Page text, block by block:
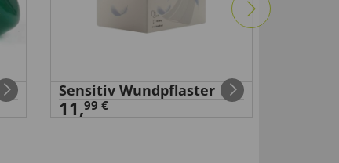
Sensitiv Wundpflaster
11,99 €